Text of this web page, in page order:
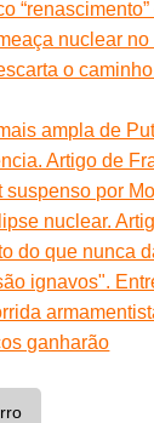
nuclear
o
ampla de
Artigo de
suspenso por
nuclear.
do que nunca
ignavos".
ganharão